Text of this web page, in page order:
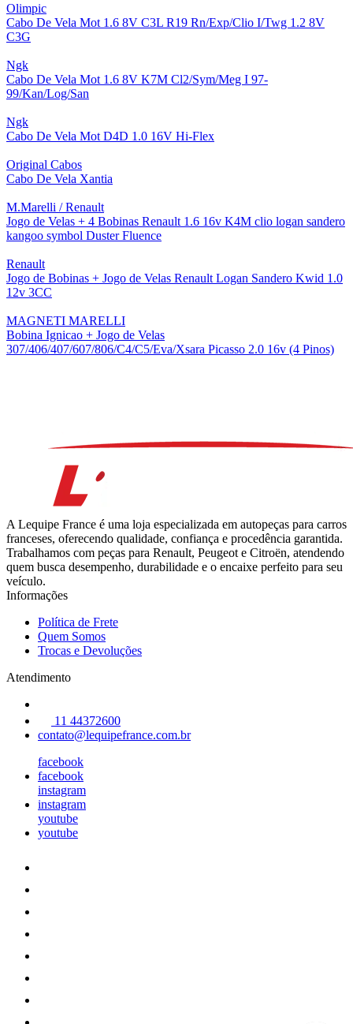
Olimpic
Cabo De Vela Mot 1.6 8V C3L R19 Rn/Exp/Clio I/Twg 1.2 8V
C3G
Ngk
Cabo De Vela Mot 1.6 8V K7M Cl2/Sym/Meg I 97-
99/Kan/Log/San
Ngk
Cabo De Vela Mot D4D 1.0 16V Hi-Flex
Original Cabos
Cabo De Vela Xantia
M.Marelli / Renault
Jogo de Velas + 4 Bobinas Renault 1.6 16v K4M clio logan sandero
kangoo symbol Duster Fluence
Renault
Jogo de Bobinas + Jogo de Velas Renault Logan Sandero Kwid 1.0
12v 3CC
MAGNETI MARELLI
Bobina Ignicao + Jogo de Velas
307/406/407/607/806/C4/C5/Eva/Xsara Picasso 2.0 16v (4 Pinos)
A Lequipe France é uma loja especializada em autopeças para carros
franceses, oferecendo qualidade, confiança e procedência garantida.
Trabalhamos com peças para Renault, Peugeot e Citroën, atendendo
quem busca desempenho, durabilidade e o encaixe perfeito para seu
veículo.
Informações
Política de Frete
Quem Somos
Trocas e Devoluções
Atendimento
11 44372600
contato@lequipefrance.com.br
facebook
facebook
instagram
instagram
youtube
youtube